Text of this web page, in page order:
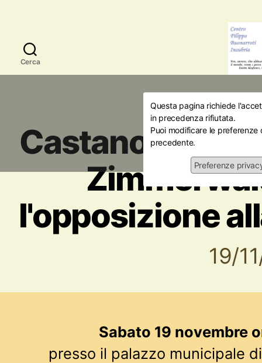
Cerca
Questa pagina richiede
in precedenza rifiutata.
Puoi modificare le
precedente.
Preferenze
Iniziative
Castano
l'opposizione
19/
Sabato 19 novembre
presso il palazzo municipale